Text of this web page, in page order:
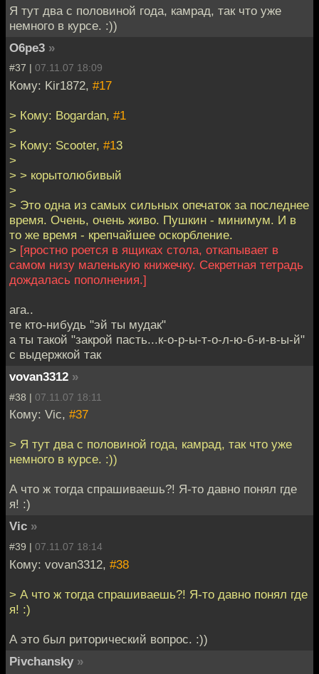
Я тут два с половиной года, камрад, так что уже
немного в курсе. :))
O6pe3 »
#37 | 07.11.07 18:09
Кому: Kir1872, #17
> Кому: Bogardan, #1
>
> Кому: Scooter, #13
>
> > корытолюбивый
>
> Это одна из самых сильных опечаток за последнее
время. Очень, очень живо. Пушкин - минимум. И в
то же время - крепчайшее оскорбление.
> [яростно роется в ящиках стола, откапывает в
самом низу маленькую книжечку. Секретная тетрадь
дождалась пополнения.]
ага..
те кто-нибудь "эй ты мудак"
а ты такой "закрой пасть...к-о-р-ы-т-о-л-ю-б-и-в-ы-й"
с выдержкой так
vovan3312 »
#38 | 07.11.07 18:11
Кому: Vic, #37
> Я тут два с половиной года, камрад, так что уже
немного в курсе. :))
А что ж тогда спрашиваешь?! Я-то давно понял где
я! :)
Vic »
#39 | 07.11.07 18:14
Кому: vovan3312, #38
> А что ж тогда спрашиваешь?! Я-то давно понял где
я! :)
А это был риторический вопрос. :))
Pivchansky »